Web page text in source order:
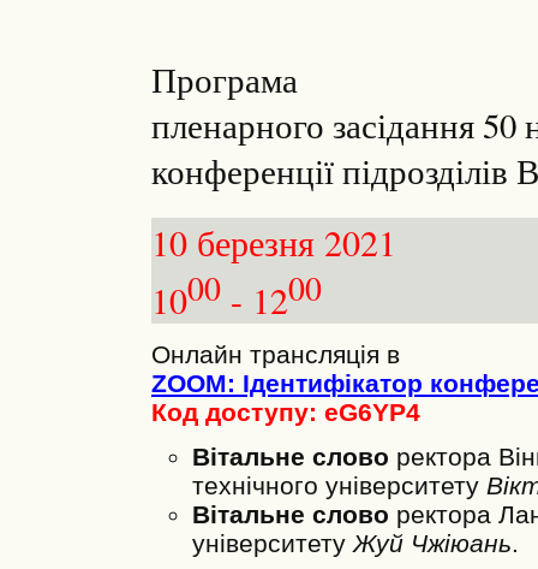
Програма
пленарного засідання 50
конференції
10 березня 2021
1000 - 1200
Онлайн трансляція в
ZOOM: Ідентифікатор
Код доступу: eG6YP4
Вітальне слово ректора
технічного університету
Вітальне слово ректора
університету Жуй Чжіюань.